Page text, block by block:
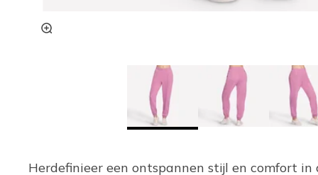
Herdefinieer een ontspannen stijl en comfort